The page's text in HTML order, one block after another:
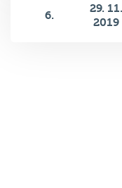
6.
29. 11.
2019